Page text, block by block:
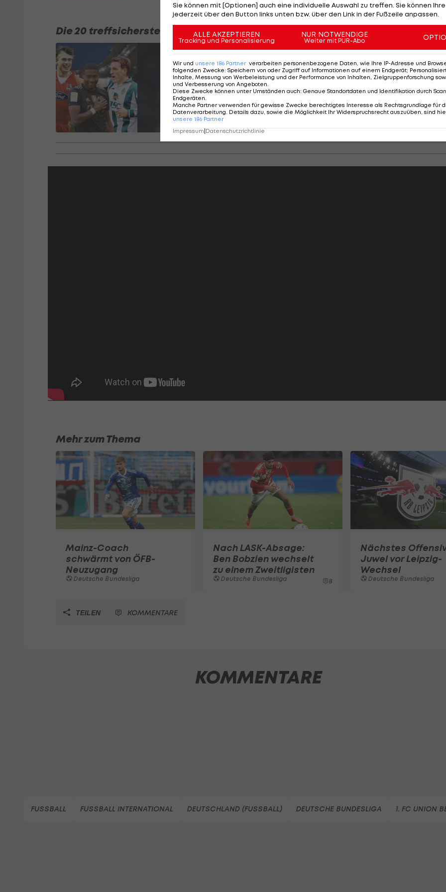
Die 20 treffsichersten Österreicher der deutschen Bundesliga
SLIDESHOW
STARTEN
Mehr zum Thema
Mainz-Coach
schwärmt von ÖFB-
Neuzugang
Deutsche Bundesliga
Nach LASK-Absage:
Ben Bobzien wechselt
zu einem Zweitligisten
Deutsche Bundesliga 8
Nächstes
Juwel vor Leipzig-
Wechsel
Deutsche Bundesliga
TEILEN KOMMENTARE
KOMMENTARE
FUSSBALL FUSSBALL INTERNATIONAL DEUTSCHLAND (FUSSBALL) DEUTSCHE BUNDESLIGA 1. FC UNION
Sie können mit [Optionen] auch eine individuelle Auswahl zu treffen. Sie können
jederzeit über den Button links unten bzw. über den Link in der Fußzeile anpassen.
ALLE AKZEPTIEREN
Tracking und Personalisierung
NUR NOTWENDIGE
Weiter mit PUR-Abo
Wir und unsere 186 Partner verarbeiten personenbezogene Daten, wie Ihre IP-Adresse und
folgenden Zwecke: Speichern von oder Zugriff auf Informationen auf einem Endgerät;
Inhalte, Messung von Werbeleistung und der Performance von Inhalten, Zielgruppenforschung
und Verbesserung von Angeboten.
Diese Zwecke können unter Umständen auch: Genaue Standortdaten und Identifikation durch
Endgeräten.
Manche Partner verwenden für gewisse Zwecke berechtigtes Interesse als Rechtsgrundlage für
Datenverarbeitung. Details dazu, sowie die Möglichkeit Ihr Widerspruchsrecht auszuüben, sind
unsere 186 Partner
Impressum Datenschutzrichtlinie